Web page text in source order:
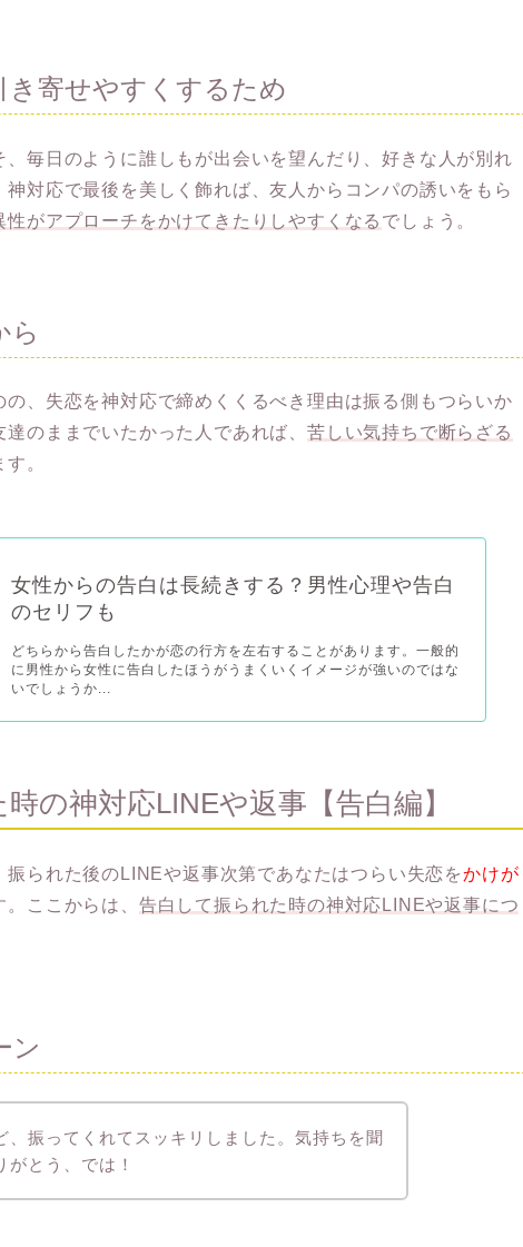
寄せやすくするため
、毎日のように誰しもが出会いを望んだり、好きな人が別れ
対応で最後を美しく飾れば、友人からコンパの誘いをもら
性がアプローチをかけてきたりしやすくなる でしょう。
ら
の、失恋を神対応で締めくくるべき理由は振る側もつらいか
達のままでいたかった人であれば、苦しい気持ちで断らざる
。
女性からの告白は長続きする？男性心理や告白
のセリフも
どちらから告白したかが恋の行方を左右することがあります。一般的
に男性から女性に告白したほうがうまくいくイメージが強いのではな
いでしょうか...
の神対応LINEや返事【告白編】
られた後のLINEや返事次第であなたはつらい失恋をかけが
。ここからは、 告白して振られた時の神対応LINEや返事につ
ン
、振ってくれてスッキリしました。気持ちを聞
がとう、では！